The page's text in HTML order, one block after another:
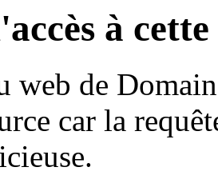
à
web de
car la